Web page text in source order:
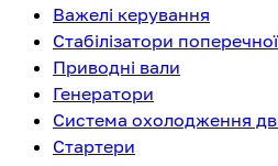
Важелі керування
Стабілізатори
Приводні вали
Генератори
Система охолодження
Стартери